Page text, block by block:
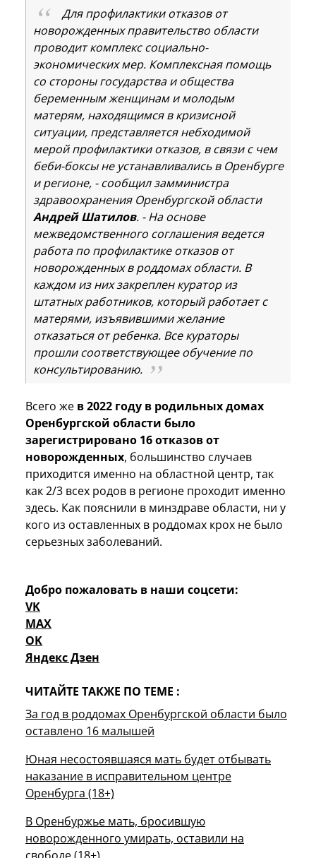
Для профилактики отказов от
новорожденных правительство области
проводит комплекс социально-
экономических мер. Комплексная помощь
со стороны государства и общества
беременным женщинам и молодым
матерям, находящимся в кризисной
ситуации, представляется небходимой
мерой профилактики отказов, в связи с чем
беби-боксы не устанавливались в Оренбурге
и регионе, - сообщил замминистра
здравоохранения Оренбургской области
Андрей Шатилов. - На основе
межведомственного соглашения ведется
работа по профилактике отказов от
новорожденных в роддомах области. В
каждом из них закреплен куратор из
штатных работников, который работает с
матерями, изъявившими желание
отказаться от ребенка. Все кураторы
прошли соответствующее обучение по
консультированию.
Всего же в 2022 году в родильных домах
Оренбургской области было
зарегистрировано 16 отказов от
новорожденных, большинство случаев
приходится именно на областной центр, так
как 2/3 всех родов в регионе проходит именно
здесь. Как пояснили в минздраве области, ни у
кого из оставленных в роддомах крох не было
серьезных заболеваний.
Добро пожаловать в наши соцсети:
VK
MAX
OK
Яндекс Дзен
ЧИТАЙТЕ ТАКЖЕ ПО ТЕМЕ :
За год в роддомах Оренбургской области было
оставлено 16 малышей
Юная несостоявшаяся мать будет отбывать
наказание в исправительном центре
Оренбурга (18+)
В Оренбуржье мать, бросившую
новорожденного умирать, оставили на